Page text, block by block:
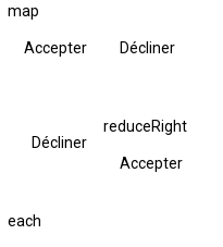
map
Accepter Décliner
Décliner
reduceRight
Accepter
each